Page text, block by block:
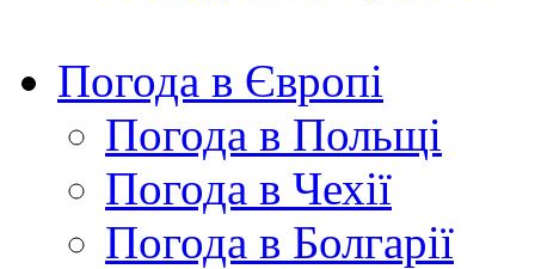
Погода в Європі
Погода в Польщі
Погода в Чехії
Погода в Болгарії